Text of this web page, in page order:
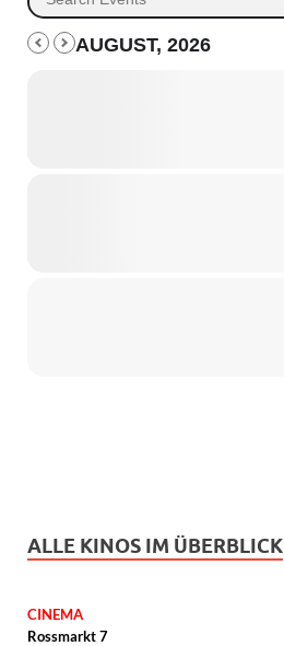
AUGUST, 2026
ALLE KINOS IM ÜBERBLICK
CINEMA
Rossmarkt 7